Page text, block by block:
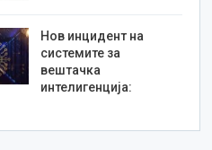
Нов инцидент на
системите за
вештачка
интелигенција: